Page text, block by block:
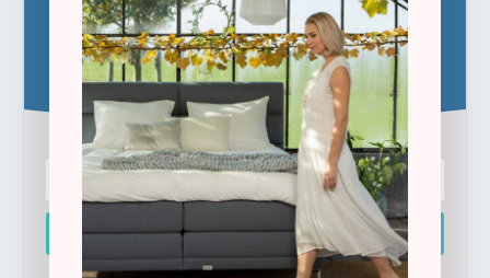
Blijf op de hoogte!
Schrijf u hier in voor de gratis e-newsletter.
Inschrijven